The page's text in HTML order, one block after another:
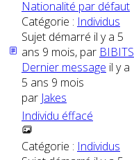
Nationalité par défaut
Catégorie : Individus
Sujet démarré il y a 5
ans 9 mois, par BIBITS
Dernier message il y a
5 ans 9 mois
par Jakes
Individu éffacé
Catégorie : Individus